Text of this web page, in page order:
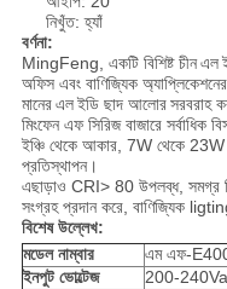
নিখুঁত: হ্যাঁ
বর্ণনা:
MingFeng, একটি বিশিষ্ট চীনএল
অফিস এবং বাণিজ্যিক
মানেরএলইডি ছাদ আলোরসরবরাহ
মিংফেন এফ সিরিজ বাজারে
ইঞ্চি থেকে আকার, 7W থেকে
প্রতিস্থাপন।
এছাড়াও CRI> 80 উপলব্ধ, সমগ্র
সংগ্রহ প্রদান করে, বাণিজ্যিক
বিশেষ উল্লেখ:
মডেল নাম্বার
এম এফ-
ইনপুট ভোল্টেজ
200-